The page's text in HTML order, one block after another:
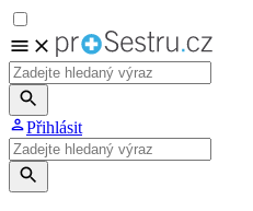
Přihlásit